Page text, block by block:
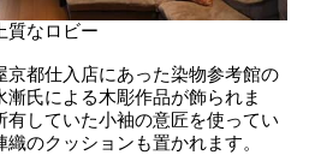
質なロビー
京都仕入店にあった染物参考館の
氏による木彫作品が飾られま
していた小袖の意匠を使ってい
のクッションも置かれます。